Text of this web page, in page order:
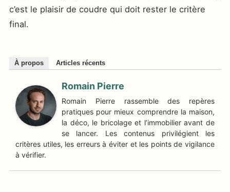
c’est le plaisir de coudre qui doit rester le critère
final.
À propos Articles récents
Romain Pierre
Romain Pierre rassemble des repères
pratiques pour mieux comprendre la maison,
la déco, le bricolage et l’immobilier avant de
se lancer. Les contenus privilégient les
critères utiles, les erreurs à éviter et les points de vigilance
à vérifier.